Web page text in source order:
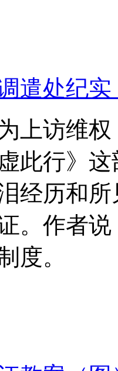
处纪实
上访维
此行》
经历和
。作者
度。